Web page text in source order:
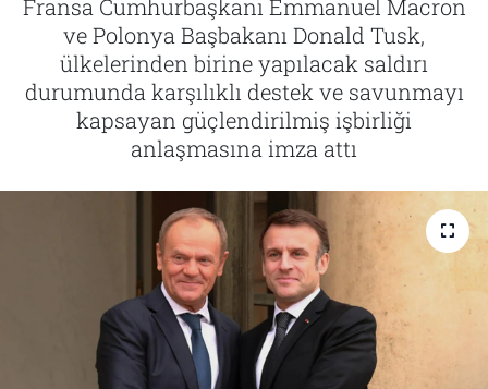
Fransa Cumhurbaşkanı Emmanuel Macron
ve Polonya Başbakanı Donald Tusk,
ülkelerinden birine yapılacak saldırı
durumunda karşılıklı destek ve savunmayı
kapsayan güçlendirilmiş işbirliği
anlaşmasına imza attı
Tarih
İletişim
Künye